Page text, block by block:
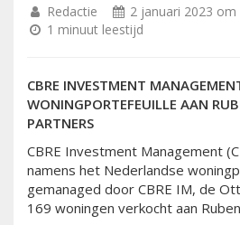
Redactie
2 januari 2023 om
1 minuut leestijd
CBRE INVESTMENT
WONINGPORTEFEUILLE AAN
PARTNERS
CBRE Investment Management
namens het Nederlandse
gemanaged door CBRE IM, de
169 woningen verkocht aan